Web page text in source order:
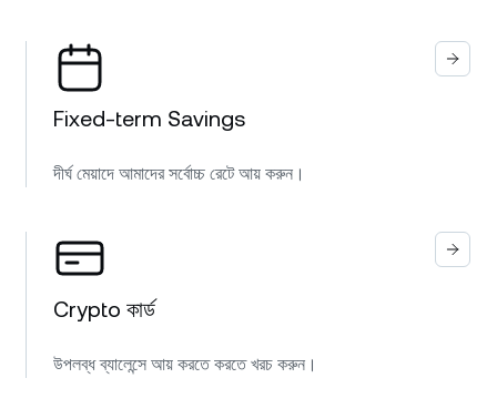
Fixed-term Savings
দীর্ঘ মেয়াদে আমাদের সর্বোচ্চ রেটে আয় করুন।
Crypto কার্ড
উপলব্ধ ব্যালেন্সে আয় করতে করতে খরচ করুন।